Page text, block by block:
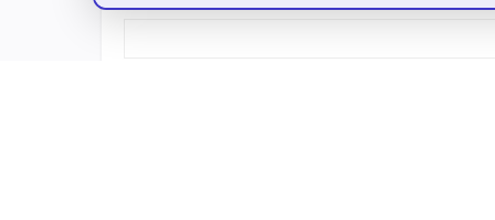
系统设计阶段：采用多通道MPPT逆变器
：定期清洁组件表面并监控热